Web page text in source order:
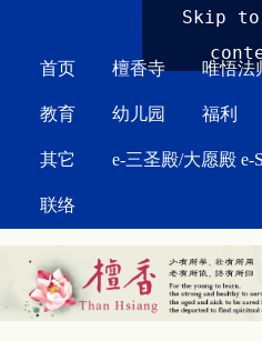
Skip to
首页 檀香寺 唯悟法
教育 幼儿园 福利
其它 e-三圣殿/大愿殿 e-
联络